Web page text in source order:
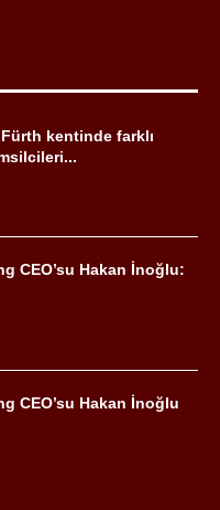
Fürth kentinde farklı
CEO’su Hakan İnoğlu:
CEO’su Hakan İnoğlu